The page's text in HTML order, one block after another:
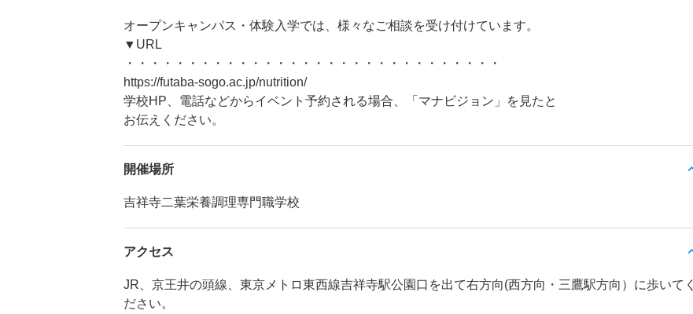
オープンキャンパス・体験入学では、様々なご相談を受け付けています。
▼URL
・・・・・・・・・・・・・・・・・・・・・・・・・・・・・・
https://futaba-sogo.ac.jp/nutrition/
学校HP、電話などからイベント予約される場合、「マナビジョン」を見たと
お伝えください。
開催場所
吉祥寺二葉栄養調理専門職学校
アクセス
JR、京王井の頭線、東京メトロ東西線吉祥寺駅公園口を出て右方向(西方向・三鷹駅方向）に歩いてく
ださい。